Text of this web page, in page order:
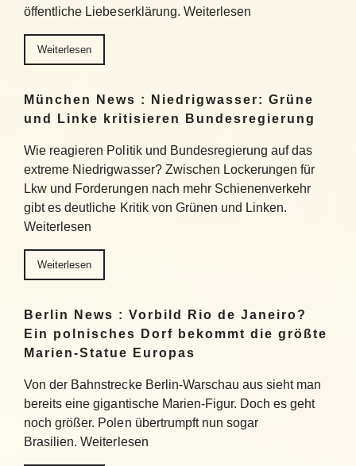
öffentliche Liebeserklärung. Weiterlesen
Weiterlesen
München News : Niedrigwasser: Grüne
und Linke kritisieren Bundesregierung
Wie reagieren Politik und Bundesregierung auf das
extreme Niedrigwasser? Zwischen Lockerungen für
Lkw und Forderungen nach mehr Schienenverkehr
gibt es deutliche Kritik von Grünen und Linken.
Weiterlesen
Weiterlesen
Berlin News : Vorbild Rio de Janeiro?
Ein polnisches Dorf bekommt die größte
Marien-Statue Europas
Von der Bahnstrecke Berlin-Warschau aus sieht man
bereits eine gigantische Marien-Figur. Doch es geht
noch größer. Polen übertrumpft nun sogar
Brasilien. Weiterlesen